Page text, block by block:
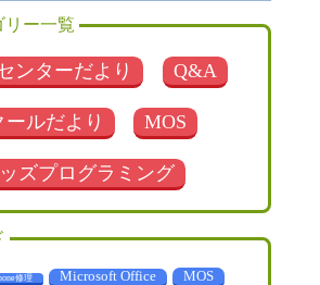
リー一覧
ンターだより Q&A
ールだより MOS
ズプログラミング
修理 Microsoft Office MOS